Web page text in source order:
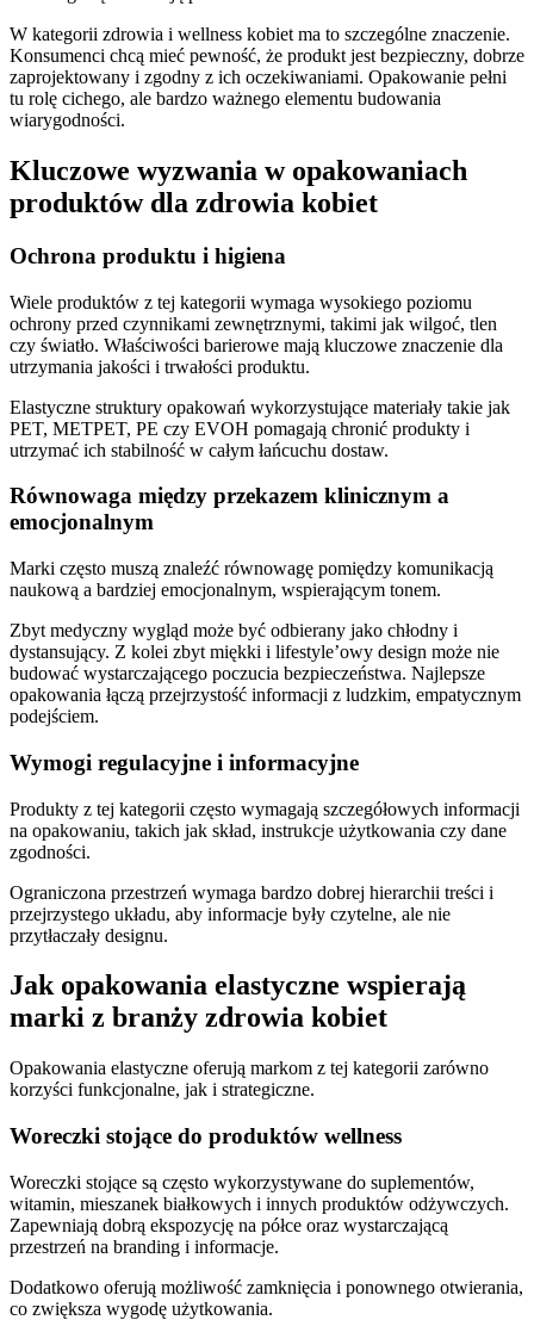
W kategorii zdrowia i wellness kobiet ma to szczególne znaczenie.
Konsumenci chcą mieć pewność, że produkt jest bezpieczny, dobrze
zaprojektowany i zgodny z ich oczekiwaniami. Opakowanie pełni
tu rolę cichego, ale bardzo ważnego elementu budowania
wiarygodności.
Kluczowe wyzwania w opakowaniach
produktów dla zdrowia kobiet
Ochrona produktu i higiena
Wiele produktów z tej kategorii wymaga wysokiego poziomu
ochrony przed czynnikami zewnętrznymi, takimi jak wilgoć, tlen
czy światło. Właściwości barierowe mają kluczowe znaczenie dla
utrzymania jakości i trwałości produktu.
Elastyczne struktury opakowań wykorzystujące materiały takie jak
PET, METPET, PE czy EVOH pomagają chronić produkty i
utrzymać ich stabilność w całym łańcuchu dostaw.
Równowaga między przekazem klinicznym a
emocjonalnym
Marki często muszą znaleźć równowagę pomiędzy komunikacją
naukową a bardziej emocjonalnym, wspierającym tonem.
Zbyt medyczny wygląd może być odbierany jako chłodny i
dystansujący. Z kolei zbyt miękki i lifestyle’owy design może nie
budować wystarczającego poczucia bezpieczeństwa. Najlepsze
opakowania łączą przejrzystość informacji z ludzkim, empatycznym
podejściem.
Wymogi regulacyjne i informacyjne
Produkty z tej kategorii często wymagają szczegółowych informacji
na opakowaniu, takich jak skład, instrukcje użytkowania czy dane
zgodności.
Ograniczona przestrzeń wymaga bardzo dobrej hierarchii treści i
przejrzystego układu, aby informacje były czytelne, ale nie
przytłaczały designu.
Jak opakowania elastyczne wspierają
marki z branży zdrowia kobiet
Opakowania elastyczne oferują markom z tej kategorii zarówno
korzyści funkcjonalne, jak i strategiczne.
Woreczki stojące do produktów wellness
Woreczki stojące są często wykorzystywane do suplementów,
witamin, mieszanek białkowych i innych produktów odżywczych.
Zapewniają dobrą ekspozycję na półce oraz wystarczającą
przestrzeń na branding i informacje.
Dodatkowo oferują możliwość zamknięcia i ponownego otwierania,
co zwiększa wygodę użytkowania.